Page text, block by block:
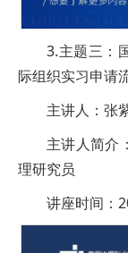
3.主题三：
际组织实习申请
主讲人：张
主讲人简介
理研究员
讲座时间：